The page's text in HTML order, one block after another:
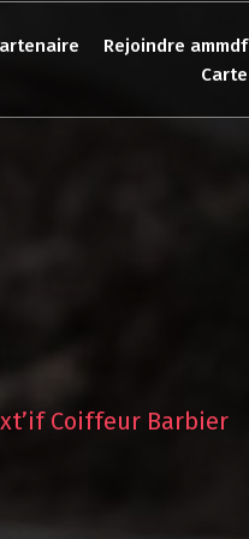
Rejoindre ammdf
Carte
Coiffeur Barbier